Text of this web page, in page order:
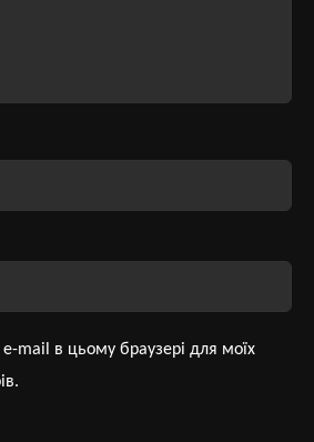
mail в цьому браузері для моїх